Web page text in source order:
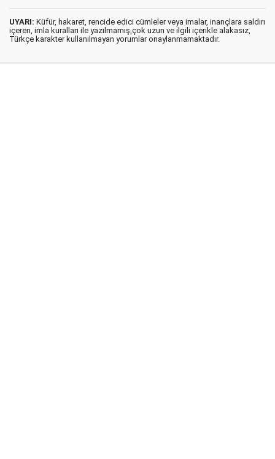
UYARI: Küfür, hakaret, rencide edici cümleler veya imalar, inançlara saldırı
içeren, imla kuralları ile yazılmamış,çok uzun ve ilgili içerikle alakasız,
Türkçe karakter kullanılmayan yorumlar onaylanmamaktadır.